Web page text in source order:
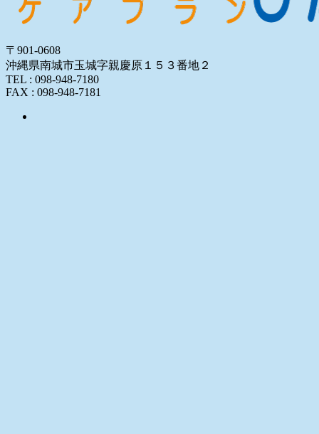
〒901-0608
沖縄県南城市玉城字親慶原１５３番地２
TEL : 098-948-7180
FAX : 098-948-7181